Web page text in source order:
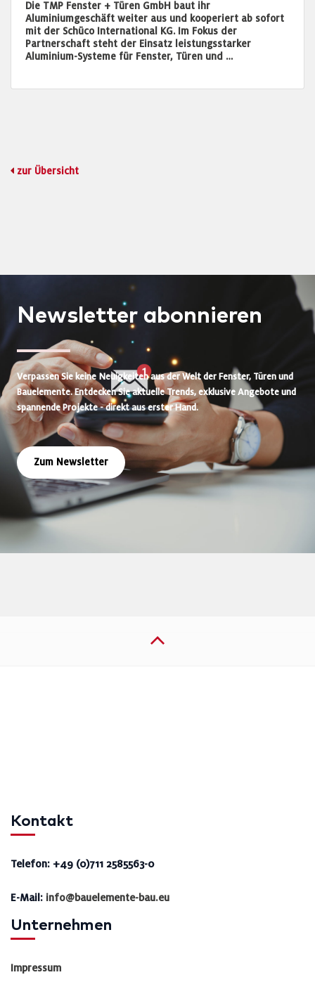
Die TMP Fenster + Türen GmbH baut ihr
Aluminiumgeschäft weiter aus und kooperiert ab sofort
mit der Schüco International KG. Im Fokus der
Partnerschaft steht der Einsatz leistungsstarker
Aluminium-Systeme für Fenster, Türen und …
zur Übersicht
Newsletter abonnieren
Verpassen Sie keine Neuigkeiten aus der Welt der Fenster, Türen und
Bauelemente. Entdecken Sie aktuelle Trends, exklusive Angebote und
spannende Projekte - direkt aus erster Hand.
Zum Newsletter
Kontakt
Telefon: +49 (0)711 2585563-0
E-Mail: info@bauelemente-bau.eu
Unternehmen
Impressum